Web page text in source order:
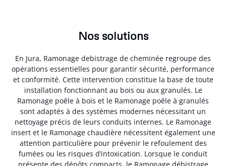
Nos solutions
En Jura, Ramonage debistrage de cheminée regroupe des
opérations essentielles pour garantir sécurité, performance
et conformité. Cette intervention constitue la base de toute
installation fonctionnant au bois ou aux granulés. Le
Ramonage poêle à bois et le Ramonage poêle à granulés
sont adaptés à des systèmes modernes nécessitant un
nettoyage précis de leurs conduits internes. Le Ramonage
insert et le Ramonage chaudière nécessitent également une
attention particulière pour prévenir le refoulement des
fumées ou les risques d’intoxication. Lorsque le conduit